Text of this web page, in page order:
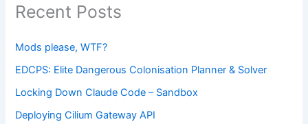
Recent Posts
Mods please, WTF?
EDCPS: Elite Dangerous Colonisation Planner & Solver
Locking Down Claude Code – Sandbox
Deploying Cilium Gateway API